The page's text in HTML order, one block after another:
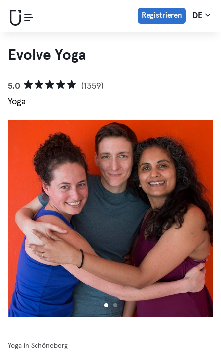
Registrieren DE
Evolve Yoga
5.0
(1359)
Yoga
Yoga in Schöneberg